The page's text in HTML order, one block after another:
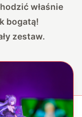
właśnie
bogatą!
zestaw.